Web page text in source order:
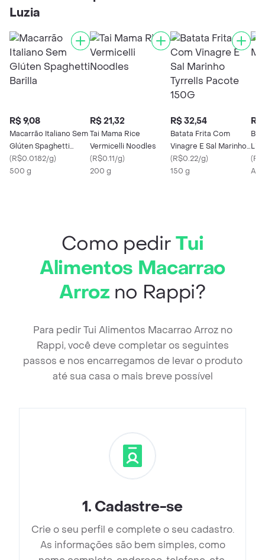
Luzia
R$ 9,08
Macarrão Italiano Sem
Glúten Spaghetti
Barilla
(R$0.0182/g)
500 g
R$ 21,32
Tai Mama Rice
Vermicelli Noodles
(R$0.11/g)
200 g
R$ 32,54
Batata Frita Com
Vinagre E Sal Marinho
Tyrrells Pacote 150G
(R$0.22/g)
150 g
R$
(
Como pedirTui
Alimentos Macarrao
Arroz no Rappi?
Para pedir Tui Alimentos Macarrao Arroz no
Rappi, você deve completar os seguintes
passos e nos encarregamos de levar o produto
até sua casa o mais breve possível
1. Cadastre-se
Crie o seu perfil e complete o seu cadastro.
As informações são bem simples, como